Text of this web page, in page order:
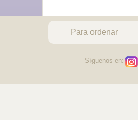
Para ordenar
Síguenos en: